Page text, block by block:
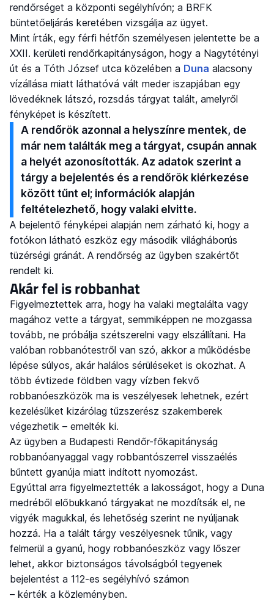
rendőrséget a központi segélyhívón; a BRFK
büntetőeljárás keretében vizsgálja az ügyet.
Mint írták, egy férfi hétfőn személyesen jelentette be a
XXII. kerületi rendőrkapitányságon, hogy a Nagytétényi
út és a Tóth József utca közelében a Duna alacsony
vízállása miatt láthatóvá vált meder iszapjában egy
lövedéknek látszó, rozsdás tárgyat talált, amelyről
fényképet is készített.
A rendőrök azonnal a helyszínre mentek, de
már nem találták meg a tárgyat, csupán annak
a helyét azonosították. Az adatok szerint a
tárgy a bejelentés és a rendőrök kiérkezése
között tűnt el; információk alapján
feltételezhető, hogy valaki elvitte.
A bejelentő fényképei alapján nem zárható ki, hogy a
fotókon látható eszköz egy második világháborús
tüzérségi gránát. A rendőrség az ügyben szakértőt
rendelt ki.
Akár fel is robbanhat
Figyelmeztettek arra, hogy ha valaki megtalálta vagy
magához vette a tárgyat, semmiképpen ne mozgassa
tovább, ne próbálja szétszerelni vagy elszállítani. Ha
valóban robbanótestről van szó, akkor a működésbe
lépése súlyos, akár halálos sérüléseket is okozhat. A
több évtizede földben vagy vízben fekvő
robbanóeszközök ma is veszélyesek lehetnek, ezért
kezelésüket kizárólag tűzszerész szakemberek
végezhetik – emelték ki.
Az ügyben a Budapesti Rendőr-főkapitányság
robbanóanyaggal vagy robbantószerrel visszaélés
bűntett gyanúja miatt indított nyomozást.
Egyúttal arra figyelmeztették a lakosságot, hogy a Duna
medréből előbukkanó tárgyakat ne mozdítsák el, ne
vigyék magukkal, és lehetőség szerint ne nyúljanak
hozzá. Ha a talált tárgy veszélyesnek tűnik, vagy
felmerül a gyanú, hogy robbanóeszköz vagy lőszer
lehet, akkor biztonságos távolságból tegyenek
bejelentést a 112-es segélyhívó számon
– kérték a közleményben.